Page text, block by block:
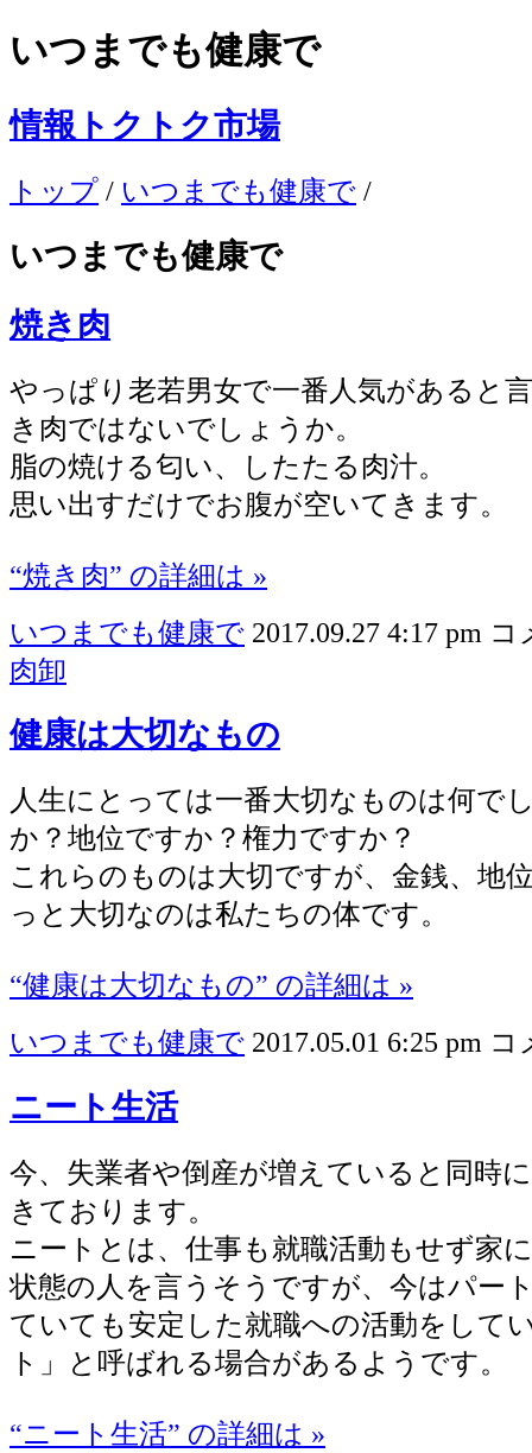
いつまでも健康で
情報トクトク市場
トップ / いつまでも健康で /
いつまでも健康で
焼き肉
やっぱり老若男女で一番人気があると
き肉ではないでしょうか。
脂の焼ける匂い、したたる肉汁。
思い出すだけでお腹が空いてきます。
“焼き肉” の詳細は »
いつまでも健康で 2017.09.27 4:17 pm コ
肉卸
健康は大切なもの
人生にとっては一番大切なものは何で
か？地位ですか？権力ですか？
これらのものは大切ですが、金銭、地
っと大切なのは私たちの体です。
“健康は大切なもの” の詳細は »
いつまでも健康で 2017.05.01 6:25 pm コ
ニート生活
今、失業者や倒産が増えていると同時
きております。
ニートとは、仕事も就職活動もせず家
状態の人を言うそうですが、今はパー
ていても安定した就職への活動をして
ト」と呼ばれる場合があるようです。
“ニート生活” の詳細は »